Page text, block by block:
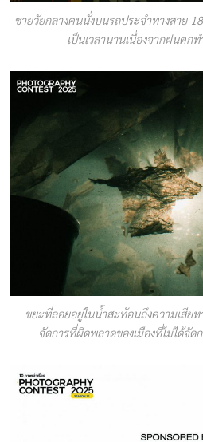
ชายวัยกลางคนนั่งบนรถประจำทางสาย
เป็นเวลานานเนื่องจากฝนตก
ขยะที่ลอยอยู่ในน้ำสะท้อนถึงความเสีย
จัดการที่ผิดพลาดของเมืองที่ไม่ได้จัด